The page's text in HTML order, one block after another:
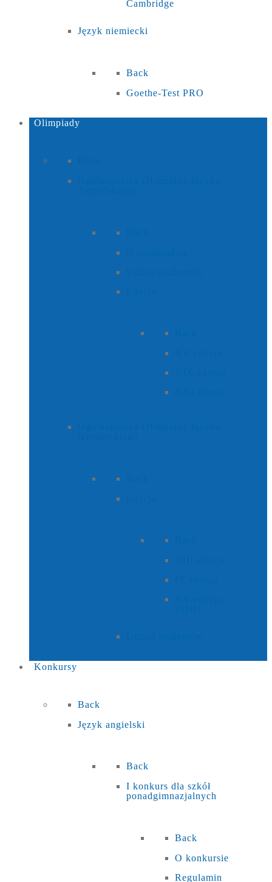
Cambridge
Język niemiecki
Back
Goethe-Test PRO
Olimpiady
Konkursy
Back
Język angielski
Back
I konkurs dla szkół
ponadgimnazjalnych
Back
O konkursie
Regulamin